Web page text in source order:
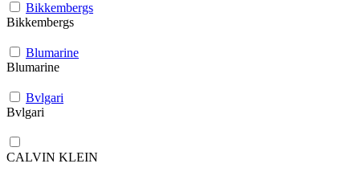
Bikkembergs
Bikkembergs
Blumarine
Blumarine
Bvlgari
Bvlgari
CALVIN KLEIN